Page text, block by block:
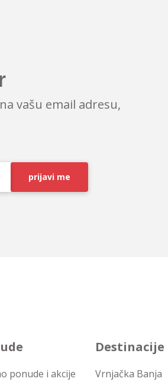
vašu email adresu,
prijavi me
ponude i akcije
Destinacije
Vrnjačka Banja